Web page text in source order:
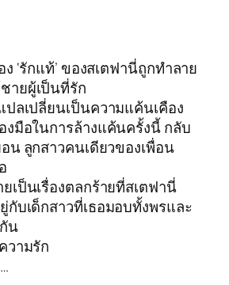
ง ‘รักแท้’ ของสเตฟานี่ถูกทำลาย
ายผู้เป็นที่รัก
ปลเปลี่ยนเป็นความแค้นเคือง
งมือในการล้างแค้นครั้งนี้ กลับ
น ลูกสาวคนเดียวของเพื่อน
เป็นเรื่องตลกร้ายที่สเตฟานี่
กับเด็กสาวที่เธอมอบทั้งพรและ
น
วามรัก